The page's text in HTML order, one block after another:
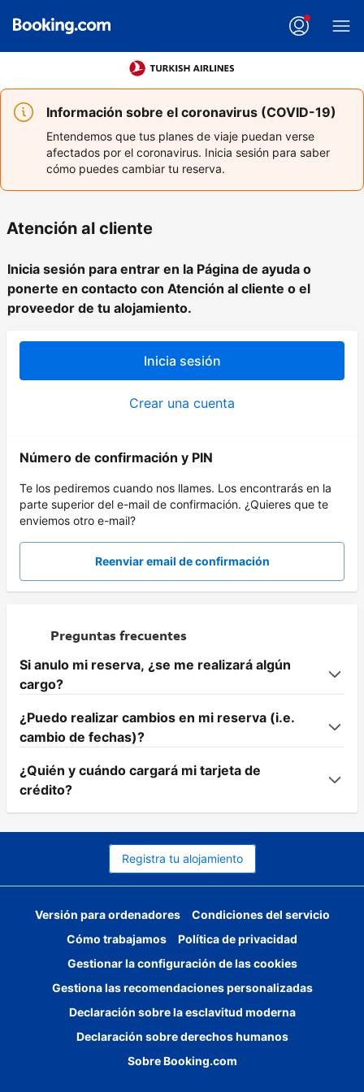
Información sobre el coronavirus (COVID-19)
Entendemos que tus planes de viaje puedan verse
afectados por el coronavirus. Inicia sesión para saber
cómo puedes cambiar tu reserva.
Atención al cliente
Inicia sesión para entrar en la Página de ayuda o
ponerte en contacto con Atención al cliente o el
proveedor de tu alojamiento.
Inicia sesión
Crear una cuenta
Número de confirmación y PIN
Te los pediremos cuando nos llames. Los encontrarás en la
parte superior del e-mail de confirmación. ¿Quieres que te
enviemos otro e-mail?
Reenviar email de confirmación
Preguntas frecuentes
Si anulo mi reserva, ¿se me realizará algún
cargo?
¿Puedo realizar cambios en mi reserva (i.e.
cambio de fechas)?
¿Quién y cuándo cargará mi tarjeta de
crédito?
Registra tu alojamiento
Versión para ordenadores
Condiciones del servicio
Cómo trabajamos
Política de privacidad
Gestionar la configuración de las cookies
Gestiona las recomendaciones personalizadas
Declaración sobre la esclavitud moderna
Declaración sobre derechos humanos
Sobre Booking.com